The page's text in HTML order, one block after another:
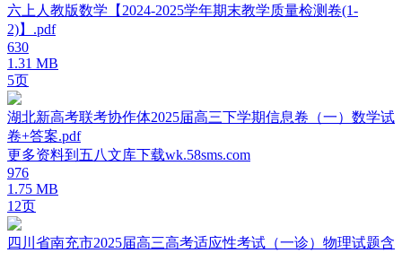
六上人教版数学【2024-2025学年期末教学质量检测卷(1-
2)】.pdf
630
1.31 MB
5页
湖北新高考联考协作体2025届高三下学期信息卷（一）数学试
卷+答案.pdf
更多资料到五八文库下载wk.58sms.com
976
1.75 MB
12页
四川省南充市2025届高三高考适应性考试（一诊）物理试题含